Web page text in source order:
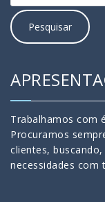
Trabalhamos com
Procuramos
clientes,
necessidades com